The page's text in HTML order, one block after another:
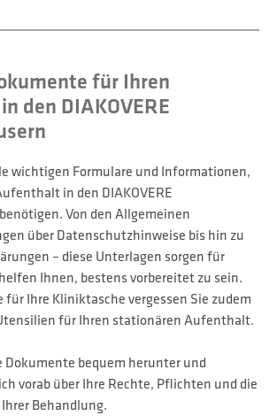
für Ihren
den DIAKOVERE
wichtigen Formulare und Informationen,
in den DIAKOVERE
Von den Allgemeinen
über Datenschutzhinweise bis hin zu
– diese Unterlagen sorgen für
Ihnen, bestens vorbereitet zu sein.
für Ihre Kliniktasche vergessen Sie zudem
für Ihren stationären Aufenthalt.
Dokumente bequem herunter und
vorab über Ihre Rechte, Pflichten und die
Behandlung.